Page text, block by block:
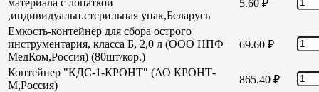
,индивидуальн.стерильная упак,Беларусь
5.60 ₽
Емкость-контейнер для сбора острого
инструментария, класса Б, 2,0 л (ООО НПФ
МедКом,Россия) (80шт/кор.)
69.60 ₽
Контейнер "КДС-1-КРОНТ" (АО КРОНТ-
М,Россия)
865.40 ₽